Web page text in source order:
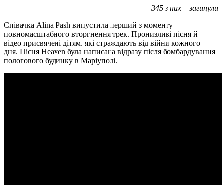
345 з них – загинули
Співачка Alina Pash випустила перший з моменту
повномасштабного вторгнення трек. Пронизливі пісня й
відео присвячені дітям, які страждають від війни кожного
дня. Пісня Heaven була написана відразу після бомбардування
пологового будинку в Маріуполі.